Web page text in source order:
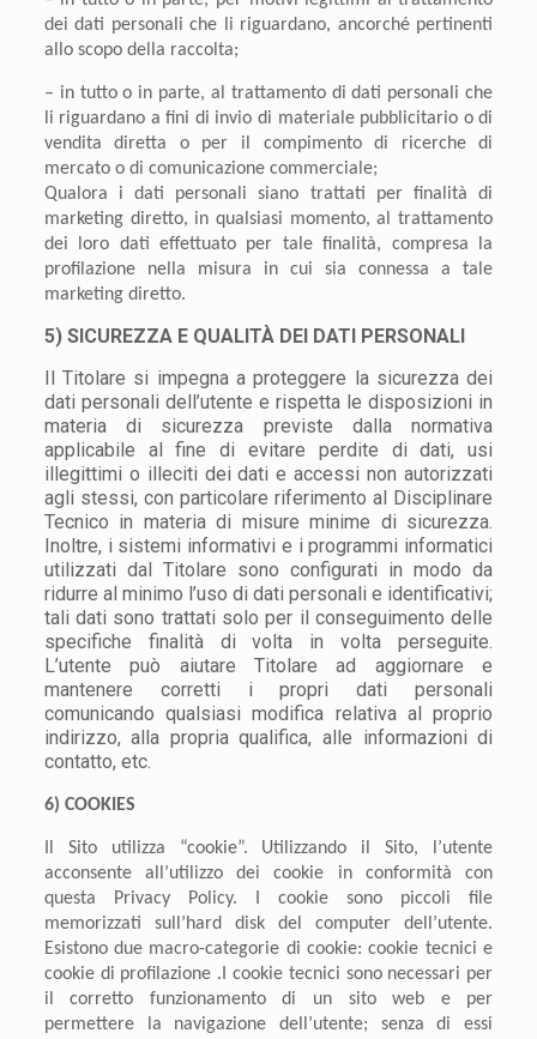
dei dati personali che li riguardano, ancorché pertinenti
allo scopo della raccolta;
– in tutto o in parte, al trattamento di dati personali che
li riguardano a fini di invio di materiale pubblicitario o di
vendita diretta o per il compimento di ricerche di
mercato o di comunicazione commerciale;
Qualora i dati personali siano trattati per finalità di
marketing diretto, in qualsiasi momento, al trattamento
dei loro dati effettuato per tale finalità, compresa la
profilazione nella misura in cui sia connessa a tale
marketing diretto.
5) SICUREZZA E QUALITÀ DEI DATI PERSONALI
Il Titolare si impegna a proteggere la sicurezza dei
dati personali dell’utente e rispetta le disposizioni in
materia di sicurezza previste dalla normativa
applicabile al fine di evitare perdite di dati, usi
illegittimi o illeciti dei dati e accessi non autorizzati
agli stessi, con particolare riferimento al Disciplinare
Tecnico in materia di misure minime di sicurezza.
Inoltre, i sistemi informativi e i programmi informatici
utilizzati dal Titolare sono configurati in modo da
ridurre al minimo l’uso di dati personali e identificativi;
tali dati sono trattati solo per il conseguimento delle
specifiche finalità di volta in volta perseguite.
L’utente può aiutare Titolare ad aggiornare e
mantenere corretti i propri dati personali
comunicando qualsiasi modifica relativa al proprio
indirizzo, alla propria qualifica, alle informazioni di
contatto, etc.
6) COOKIES
Il Sito utilizza “cookie”. Utilizzando il Sito, l’utente
acconsente all’utilizzo dei cookie in conformità con
questa Privacy Policy. I cookie sono piccoli file
memorizzati sull’hard disk del computer dell’utente.
Esistono due macro-categorie di cookie: cookie tecnici e
cookie di profilazione .I cookie tecnici sono necessari per
il corretto funzionamento di un sito web e per
permettere la navigazione dell’utente; senza di essi